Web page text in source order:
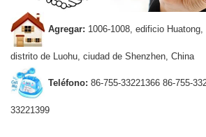
Agregar: 1006-1008, edificio Huatong,
distrito de Luohu, ciudad de Shenzhen, China
Teléfono: 86-755-33221366 86-755-
33221399